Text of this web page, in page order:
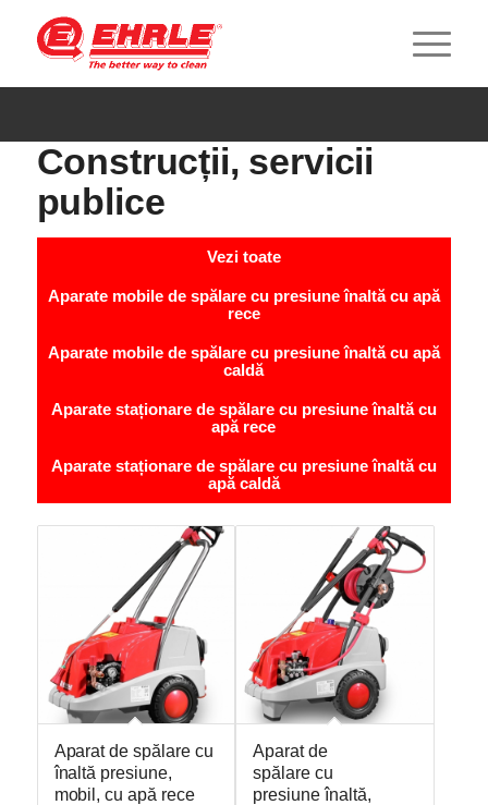
Construcții, servicii
publice
Vezi toate
Aparate mobile de spălare cu presiune înaltă cu apă
rece
Aparate mobile de spălare cu presiune înaltă cu apă
caldă
Aparate staționare de spălare cu presiune înaltă cu
apă rece
Aparate staționare de spălare cu presiune înaltă cu
apă caldă
Aparat de spălare cu
înaltă presiune,
mobil, cu apă rece
Aparat de
spălare cu
presiune înaltă,